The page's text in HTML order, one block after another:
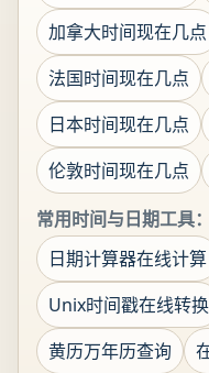
加拿大时间现在几点
法国时间现在几点
日本时间现在几点
伦敦时间现在几点
常用时间与日期工具：
日期计算器在线计算
Unix时间戳在线转换
黄历万年历查询